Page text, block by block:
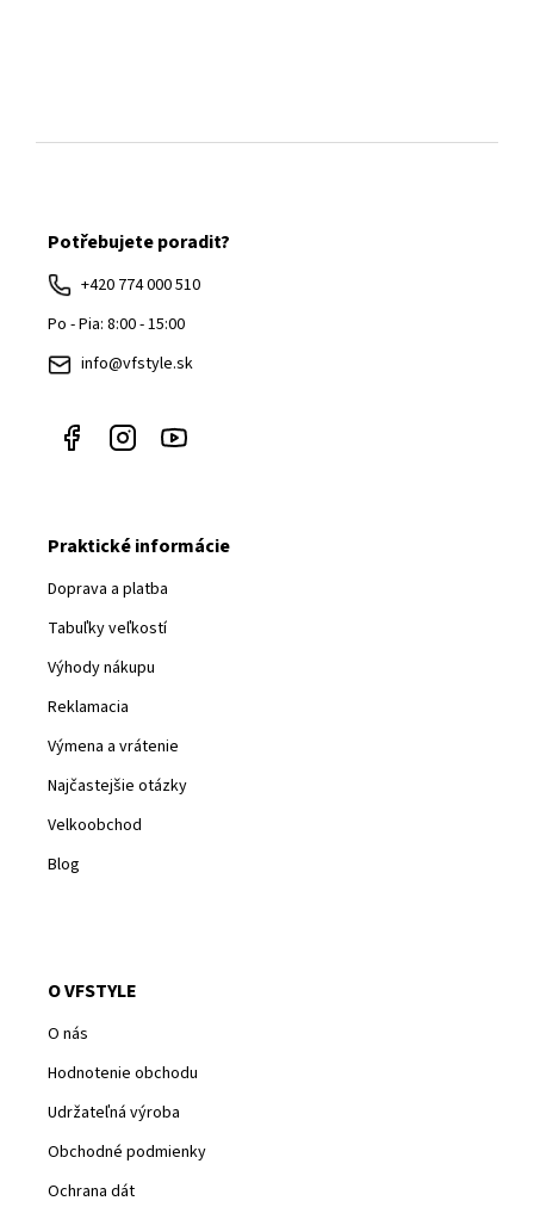
Potřebujete poradit?
+420 774 000 510
Po - Pia: 8:00 - 15:00
info@vfstyle.sk
Praktické informácie
Doprava a platba
Tabuľky veľkostí
Výhody nákupu
Reklamacia
Výmena a vrátenie
Najčastejšie otázky
Velkoobchod
Blog
O VFSTYLE
O nás
Hodnotenie obchodu
Udržateľná výroba
Obchodné podmienky
Ochrana dát